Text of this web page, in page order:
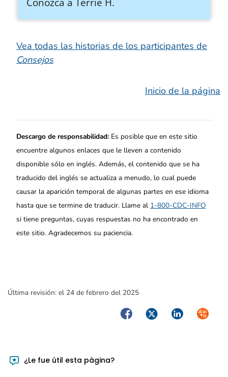
Vea todas las historias de los participantes de
Consejos
Inicio de la página
Descargo de responsabilidad: Es posible que en este sitio
encuentre algunos enlaces que le lleven a contenido
disponible sólo en inglés. Además, el contenido que se ha
traducido del inglés se actualiza a menudo, lo cual puede
causar la aparición temporal de algunas partes en ese idioma
hasta que se termine de traducir. Llame al 1-800-CDC-INFO
si tiene preguntas, cuyas respuestas no ha encontrado en
este sitio. Agradecemos su paciencia.
Última revisión: el 24 de febrero del 2025
FacebookTwitterLinkedIn
¿Le fue útil esta página?